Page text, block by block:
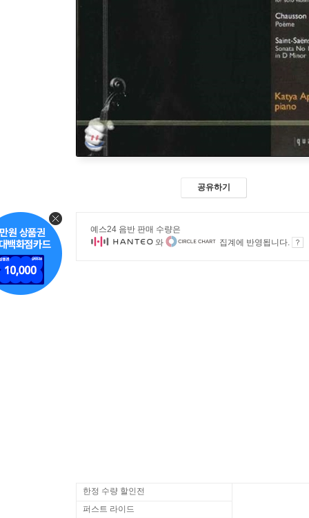
공유하기
예스24 음반 판매 수량은
와
집계에 반영됩니다.
한정 수량 할인전
퍼스트 라이드